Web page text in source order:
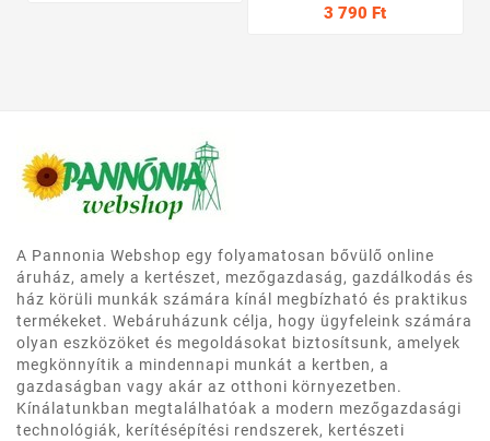
3 790 Ft
A Pannonia Webshop egy folyamatosan bővülő online
áruház, amely a kertészet, mezőgazdaság, gazdálkodás és
ház körüli munkák számára kínál megbízható és praktikus
termékeket. Webáruházunk célja, hogy ügyfeleink számára
olyan eszközöket és megoldásokat biztosítsunk, amelyek
megkönnyítik a mindennapi munkát a kertben, a
gazdaságban vagy akár az otthoni környezetben.
Kínálatunkban megtalálhatóak a modern mezőgazdasági
technológiák, kerítésépítési rendszerek, kertészeti